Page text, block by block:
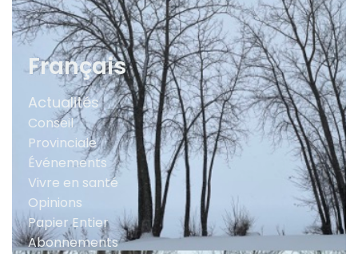
Français
Actualités
Conseil
Provinciale
Événements
Vivre en santé
Opinions
Papier Entier
Abonnements